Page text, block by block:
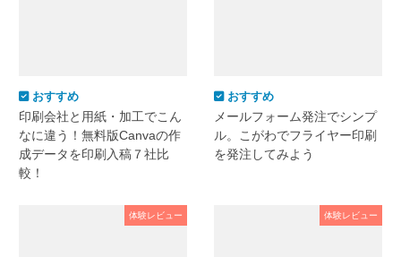
おすすめ
印刷会社と用紙・加工でこん
なに違う！無料版Canvaの作
成データを印刷入稿７社比
較！
おすすめ
メールフォーム発注でシンプ
ル。こがわでフライヤー印刷
を発注してみよう
体験レビュー 体験レビュー